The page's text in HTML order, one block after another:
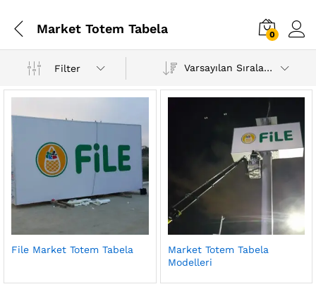
Market Totem Tabela 0
Filter Varsayılan Sıralama
File Market Totem Tabela
Market Totem Tabela
Modelleri